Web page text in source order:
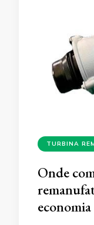
TURBINA
Onde
economia